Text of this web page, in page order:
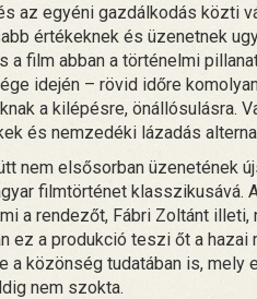
az egyéni gazdálkodás közti
értékeknek és üzenetnek
a film abban a történelmi
idején – rövid időre
a kilépésre, önállósulásra.
és nemzedéki lázadás
nem elsősorban üzenetének
filmtörténet klasszikusává.
a rendezőt, Fábri Zoltánt illeti,
ez a produkció teszi őt a
a közönség tudatában is, mely
nem szokta.